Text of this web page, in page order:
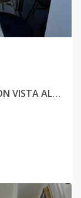
APARTAMENTO PARA INVERSION CON VISTA AL MAR